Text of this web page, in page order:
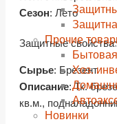
Прочие
Хоз.
Новинки
Сезон: Лето
Защитные свойства:
Сырье: Брезент
Описание: Тк.
кв.м.,